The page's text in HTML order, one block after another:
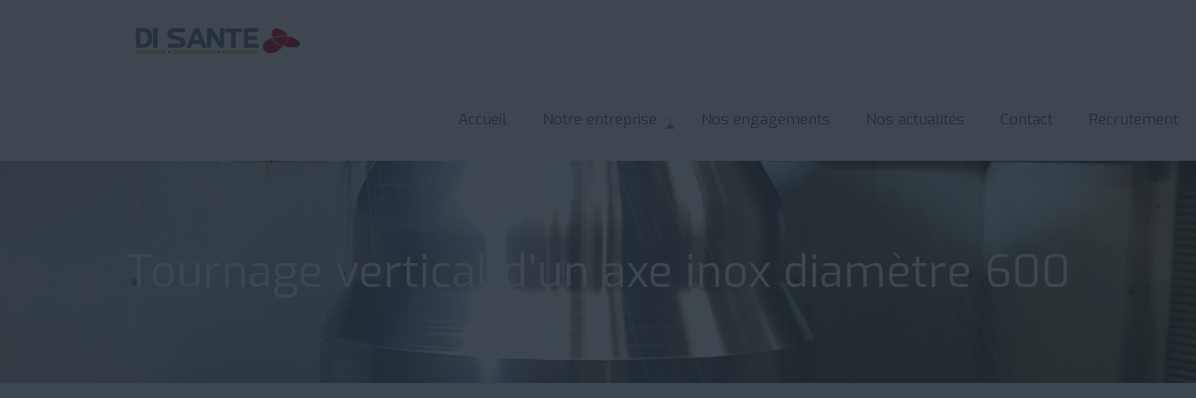
Accueil Notre entreprise Nos engagements Nos actualités Contact Recrutement
Tournage vertical d’un axe inox diamètre 600